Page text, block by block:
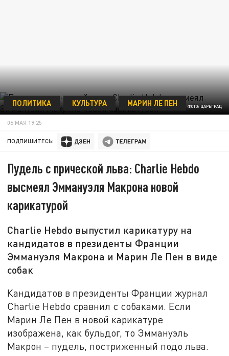
ФОТО: ЦАРЬГРАД
ПОЛИТИКА КУЛЬТУРА МАРИН ЛЕ ПЕН
06 МАЯ 19:25
ПОДПИШИТЕСЬ:
Пудель с прической льва: Charlie Hebdo
высмеял Эммануэля Макрона новой
карикатурой
Charlie Hebdo выпустил карикатуру на
кандидатов в президенты Франции
Эммануэля Макрона и Марин Ле Пен в виде
собак
Кандидатов в президенты Франции журнал
Charlie Hebdo сравнил с собаками. Если
Марин Ле Пен в новой карикатуре
изображена, как бульдог, то Эммануэль
Макрон – пудель, постриженный подо льва.